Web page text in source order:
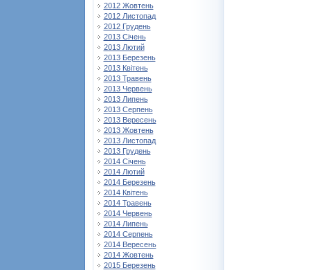
2012 Жовтень
2012 Листопад
2012 Грудень
2013 Січень
2013 Лютий
2013 Березень
2013 Квітень
2013 Травень
2013 Червень
2013 Липень
2013 Серпень
2013 Вересень
2013 Жовтень
2013 Листопад
2013 Грудень
2014 Січень
2014 Лютий
2014 Березень
2014 Квітень
2014 Травень
2014 Червень
2014 Липень
2014 Серпень
2014 Вересень
2014 Жовтень
2015 Березень